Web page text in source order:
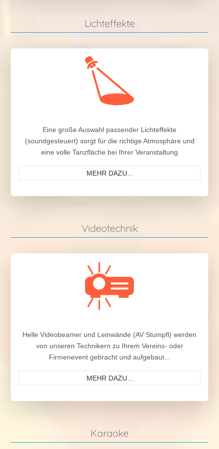
Lichteffekte
Eine große Auswahl passender Lichteffekte
(soundgesteuert) sorgt für die richtige Atmosphäre und
eine volle Tanzfläche bei Ihrer Veranstaltung
MEHR DAZU...
Videotechnik
Helle Videobeamer und Leinwände (AV Stumpfl) werden
von unseren Technikern zu Ihrem Vereins- oder
Firmenevent gebracht und aufgebaut...
MEHR DAZU...
Karaoke